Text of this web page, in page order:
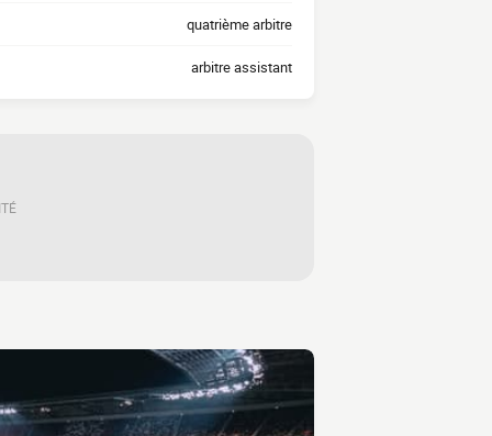
quatrième arbitre
arbitre assistant